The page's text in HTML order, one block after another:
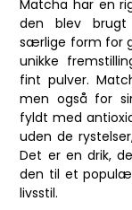
Matcha har en
den blev brugt
særlige form for
unikke
fint pulver.
men også for
fyldt med
uden de
Det er en drik,
den til et
livsstil.